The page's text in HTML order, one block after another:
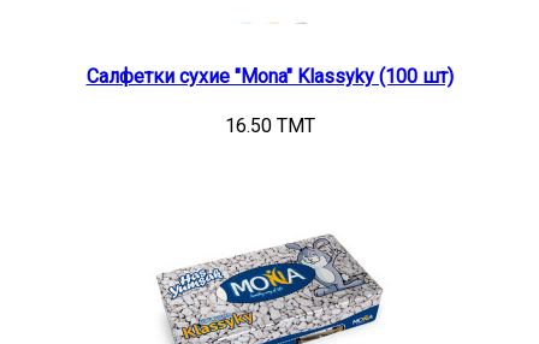
Салфетки сухие "Mona" Klassyky (100 шт)
16.50 TMT